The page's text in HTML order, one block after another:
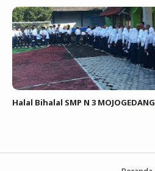
Halal Bihalal SMP N 3 MOJOGEDANG